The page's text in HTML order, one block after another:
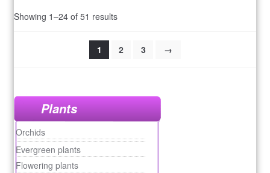
Showing 1–24 of 51 results
1 2 3 →
Plants
Orchids
Evergreen plants
Flowering plants